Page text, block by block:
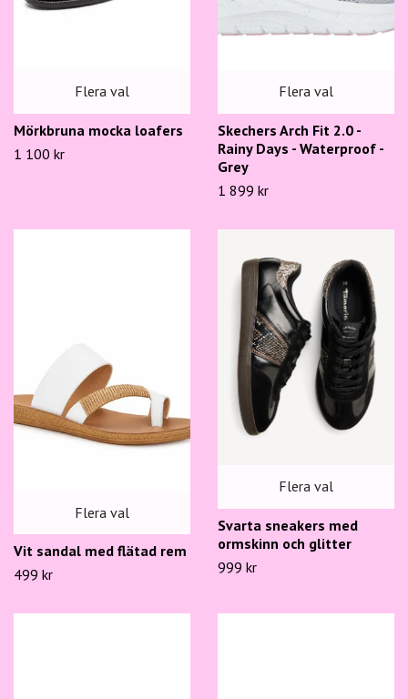
Flera val
Mörkbruna mocka loafers
1 100 kr
Flera val
Skechers Arch Fit 2.0 -
Rainy Days - Waterproof -
Grey
1 899 kr
Flera val
Vit sandal med flätad rem
499 kr
Flera val
Svarta sneakers med
ormskinn och glitter
999 kr